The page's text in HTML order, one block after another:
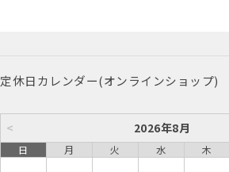
定休日カレンダー(オンラインショップ)
< 2026年8月
日 月 火 水 木